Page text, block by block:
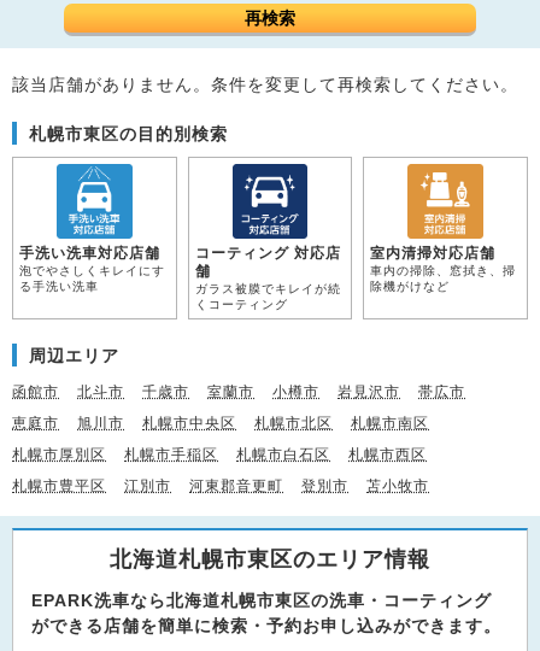
再検索
該当店舗がありません。条件を変更して再検索してください。
札幌市東区の目的別検索
手洗い洗車対応店舗
泡でやさしくキレイにす
る手洗い洗車
コーティング 対応店
舗
ガラス被膜でキレイが続
くコーティング
室内清掃対応店舗
車内の掃除、窓拭き、掃
除機がけなど
周辺エリア
函館市 北斗市 千歳市 室蘭市 小樽市 岩見沢市
帯広市
恵庭市
旭川市 札幌市中央区 札幌市北区
札幌市南区
札幌市厚別区
札幌市手稲区 札幌市白石区
札幌市西区
札幌市豊平区
江別市 河東郡音更町 登別市 苫小牧市
北海道札幌市東区のエリア情報
EPARK洗車なら北海道札幌市東区の洗車・コーティング
ができる店舗を簡単に検索・予約お申し込みができます。